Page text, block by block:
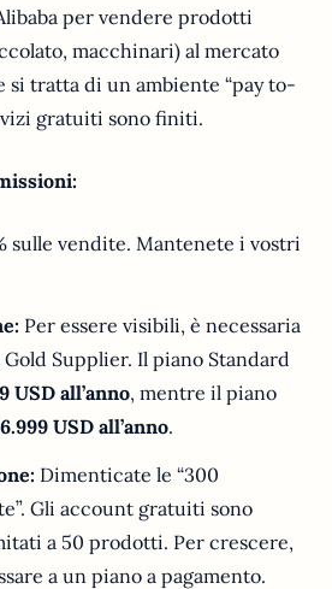
per vendere prodotti
macchinari) al mercato
si tratta di un ambiente “pay to-
gratuiti sono finiti.
sulle vendite. Mantenete i vostri
Per essere visibili, è necessaria
Supplier. Il piano Standard
USD all’anno, mentre il piano
USD all’anno.
Dimenticate le “300
Gli account gratuiti sono
a 50 prodotti. Per crescere,
a un piano a pagamento.